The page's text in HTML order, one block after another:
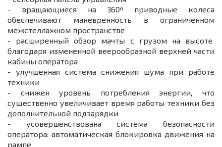
- вращающиеся на 360º приводные колеса
обеспечивают маневренность в ограниченном
межстеллажном пространстве
- расширенный обзор мачты с грузом на высоте
благодаря измененной веерообразной верхней части
кабины оператора
- улучшенная система снижения шума при работе
техники
- снижен уровень потребления энергии, что
существенно увеличивает время работы техники без
дополнительной подзарядки
- усовершенствована система безопасности
оператора: автоматическая блокировка движения на
рампе